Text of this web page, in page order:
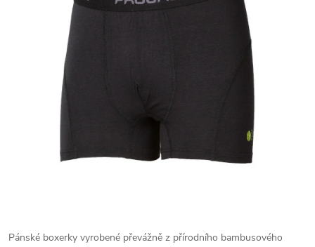
Pánské boxerky vyrobené převážně z přírodního bambusového